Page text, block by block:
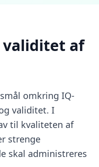
validitet af
omkring IQ-
validitet. I
til kvaliteten af
strenge
skal administreres